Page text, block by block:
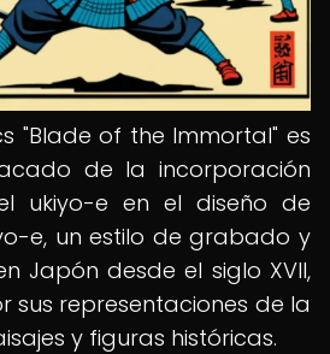
"Blade of the Immortal" es
de la incorporación
ukiyo-e en el diseño de
e, un estilo de grabado y
Japón desde el siglo XVII,
sus representaciones de la
y figuras históricas.